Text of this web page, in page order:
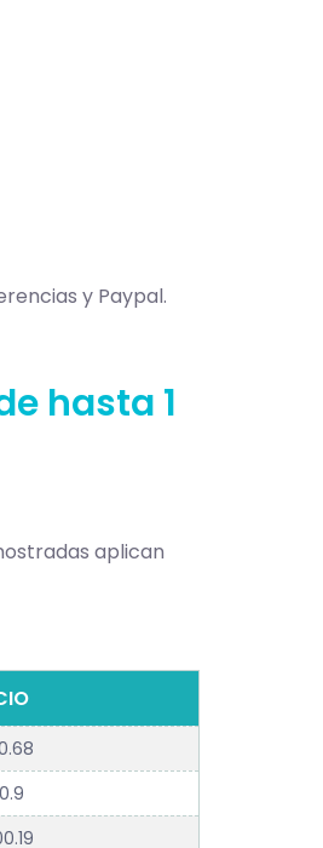
y Paypal.
hasta 1
aplican